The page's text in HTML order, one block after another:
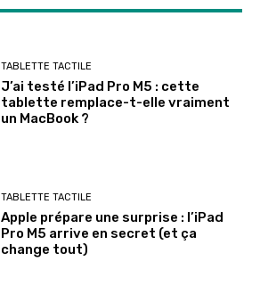
TABLETTE TACTILE
J’ai testé l’iPad Pro M5 : cette
tablette remplace-t-elle vraiment
un MacBook ?
TABLETTE TACTILE
Apple prépare une surprise : l’iPad
Pro M5 arrive en secret (et ça
change tout)